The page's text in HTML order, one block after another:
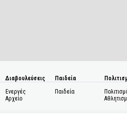
Διαβουλεύσεις
Ενεργές
Αρχείο
Παιδεία
Παιδεία